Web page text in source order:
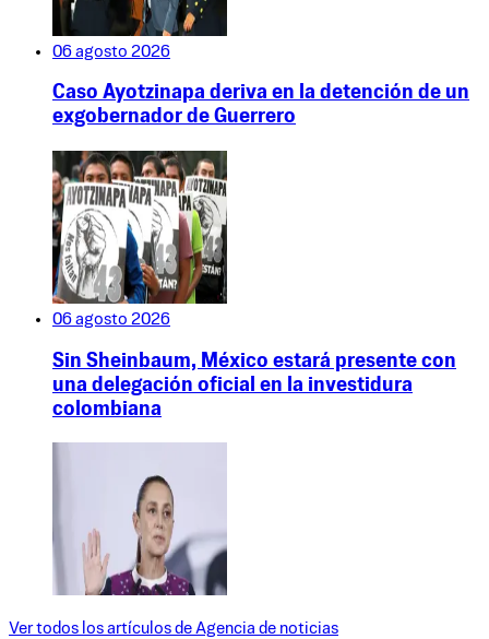
06 agosto 2026
Caso Ayotzinapa deriva en la detención de un
exgobernador de Guerrero
06 agosto 2026
Sin Sheinbaum, México estará presente con
una delegación oficial en la investidura
colombiana
Ver todos los artículos de Agencia de noticias